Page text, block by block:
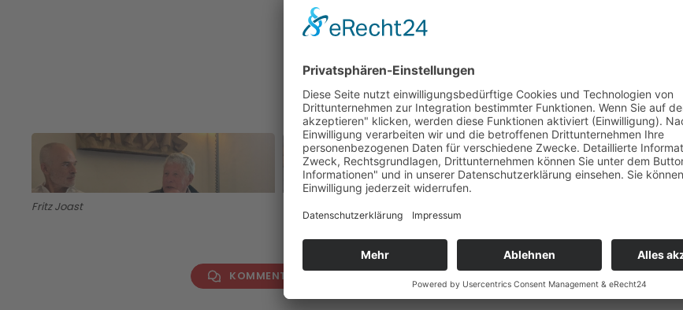
Fritz Joast
BILD ANZEIGEN
Manuskript
KOMMENTAR VERFASSEN